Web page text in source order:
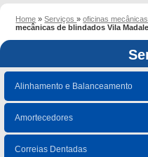
Home »Serviços»oficinas
mecânicas de blindados Vila
Alinhamento e Balanceamento
Amortecedores
Correias Dentadas